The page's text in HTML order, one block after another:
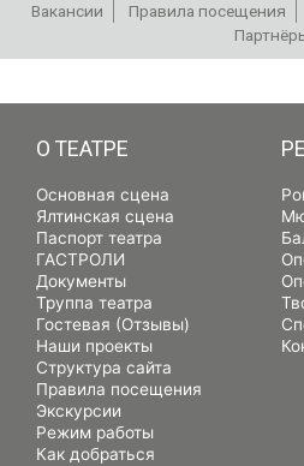
Вакансии
Правила посещения
О ТЕАТРЕ
Основная сцена
Ялтинская сцена
Паспорт театра
ГАСТРОЛИ
Документы
Труппа театра
Гостевая (Отзывы)
Наши проекты
Структура сайта
Правила посещения
Экскурсии
Режим работы
Как добраться